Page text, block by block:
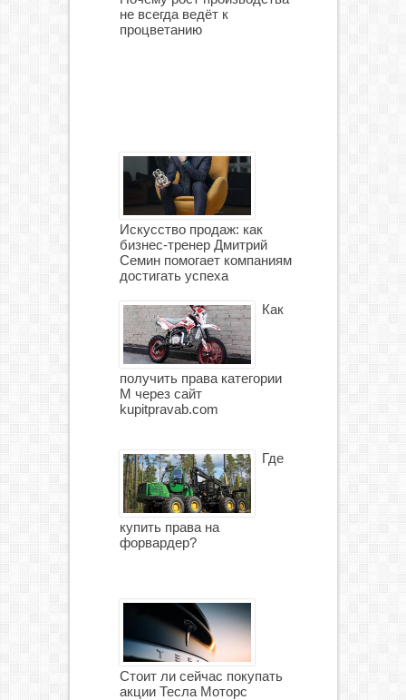
не всегда ведёт к
процветанию
Искусство продаж: как
бизнес-тренер Дмитрий
Семин помогает компаниям
достигать успеха
Как
получить права категории
М через сайт
kupitpravab.com
Где
купить права на
форвардер?
Стоит ли сейчас покупать
акции Тесла Моторс